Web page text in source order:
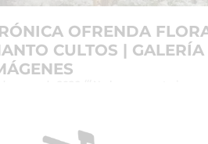
OFRENDA
CULTOS |